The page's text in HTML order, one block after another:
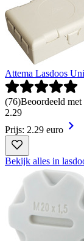
Attema Lasdoos
(76)Beoordeeld
2.29
Prijs: 2.29 euro
Bekijk alles in